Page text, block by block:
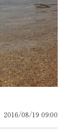
2016/08/19 09:00